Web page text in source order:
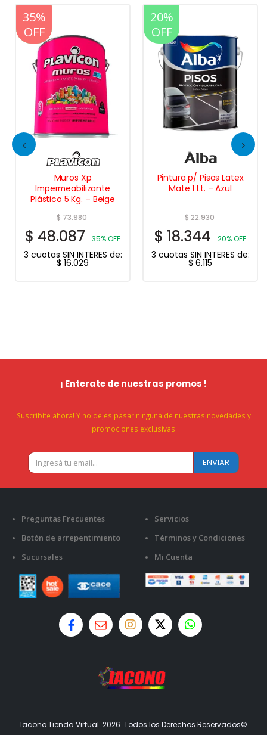
20%
OFF
35%
OFF
Muros Xp
Impermeabilizante
Plástico 5 Kg. – Beige
$73.980
$ 48.087 35% OFF
3 cuotas SIN INTERES de:
$ 16.029
20%
OFF
Pintura p/ Pisos Latex
Mate 1 Lt. – Azul
$22.930
$ 18.344 20% OFF
3 cuotas SIN INTERES de:
$ 6.115
¡ Enterate de nuestras promos !
Suscribite ahora! Y no dejes pasar ninguna de nuestras novedades y
promociones exclusivas
Preguntas Frecuentes
Botón de arrepentimiento
Sucursales
Servicios
Términos y Condiciones
Mi Cuenta
Iacono Tienda Virtual. 2026. Todos los Derechos Reservados©